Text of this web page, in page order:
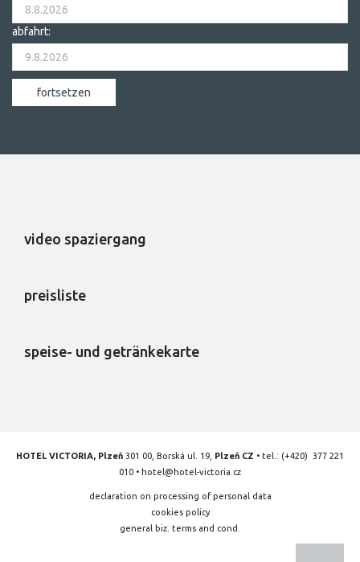
abfahrt:
video spaziergang
preisliste
speise- und getränkekarte
HOTEL VICTORIA, Plzeň 301 00, Borská ul. 19, Plzeň CZ • tel.: (+420) 377 221
010 • hotel@hotel-victoria.cz
declaration on processing of personal data
cookies policy
general biz. terms and cond.